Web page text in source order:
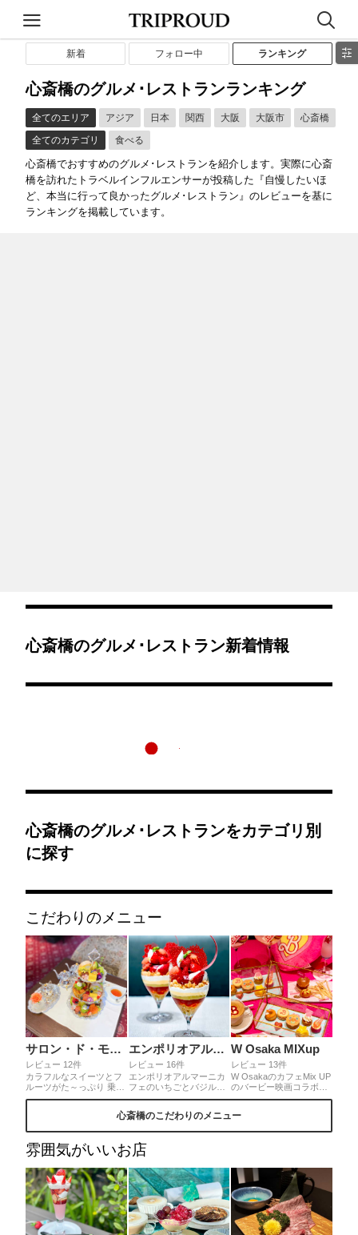
新着 フォロー中 ランキング
心斎橋のグルメ･レストランランキング
全てのエリア アジア 日本 関西 大阪 大阪市
心斎橋
全てのカテゴリ
食べる
心斎橋でおすすめのグルメ･レストランを紹介します。実際に心斎
橋を訪れたトラベルインフルエンサーが投稿した『自慢したいほ
ど、本当に行って良かったグルメ･レストラン』のレビューを基に
ランキングを掲載しています。
心斎橋のグルメ･レストラン新着情報
心斎橋のグルメ･レストランをカテゴリ別
に探す
こだわりのメニュー
サロン・ド・モンシェール 心斎橋本店
レビュー 12件
カラフルなスイーツとフ
ルーツがた～っぷり 乗っ
ててもちろん堂島ロール
作られてて美しい。 そし
料理に合わせるヴィトン
のわいんがいただけるの
は大阪ではここだけ！ 素
敵すぎるマリアージュに
悶絶です。
エンポリオアルマーニカフェ 心斎橋パルコ店
レビュー 16件
エンポリオアルマーニカ
フェのいちごとバジルミ
ントのパフェをいただき
ミント、フロマージュブ
いパフェ。いちごを使っ
たカプレーゼを食べてい
るような美味しさのパフ
ェでした。
W Osaka MIXup
レビュー 13件
W OsakaのカフェMix UP
のバービー映画コラボカ
フェ"バービー・ザ・ムー
した。ポップでかわいい
世界に浸れるアフタヌー
ンティーです。
心斎橋のこだわりのメニュー
雰囲気がいいお店